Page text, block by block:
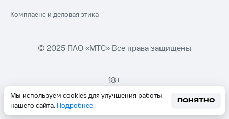
Мы используем cookies для улучшения работы
нашего сайта. Подробнее.
ПОНЯТНО
Комплаенс и деловая этика
© 2025 ПАО «МТС» Все права защищены
18+